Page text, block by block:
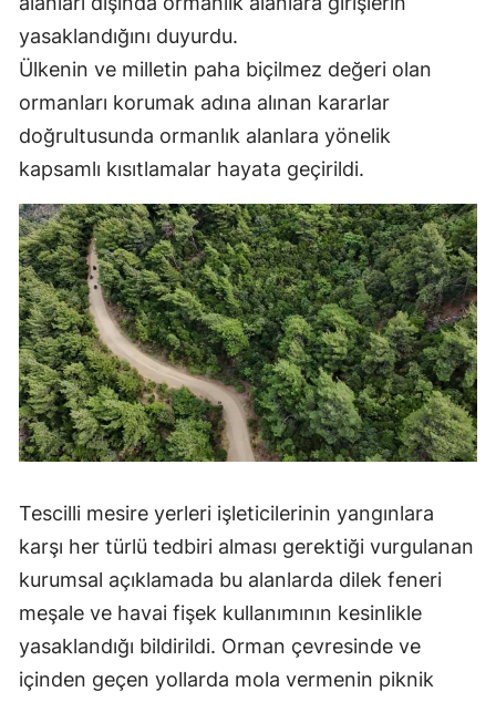
Giresun
Hakkari
Hatay
Mersin
İstanbul
İzmir
Kars
Kastamonu
Kayseri
Kırklareli
Kırşehir
Kocaeli
Konya
Kütahya
yasaklandığını duyurdu.
Ülkenin ve milletin paha biçilmez değeri olan
ormanları korumak adına alınan kararlar
doğrultusunda ormanlık alanlara yönelik
kapsamlı kısıtlamalar hayata geçirildi.
Tescilli mesire yerleri işleticilerinin yangınlara
karşı her türlü tedbiri alması gerektiği vurgulanan
kurumsal açıklamada bu alanlarda dilek feneri
meşale ve havai fişek kullanımının kesinlikle
yasaklandığı bildirildi. Orman çevresinde ve
içinden geçen yollarda mola vermenin piknik